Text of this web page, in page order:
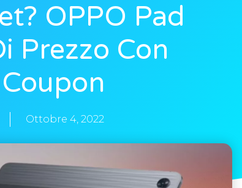
OPPO Pad
Prezzo Con
Ottobre 4, 2022